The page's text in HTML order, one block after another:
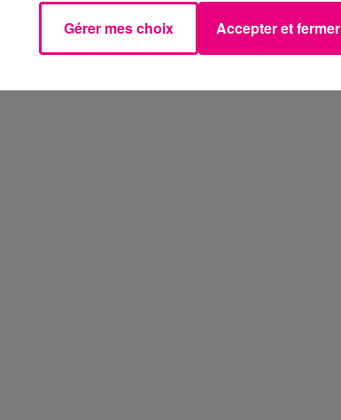
Gérer mes choix Accepter et fermer